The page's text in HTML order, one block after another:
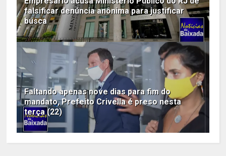
falsificar denúncia anônima para justificar
busca
Faltando apenas nove dias para fim do
mandato, Prefeito Crivella é preso nesta
terça (22)